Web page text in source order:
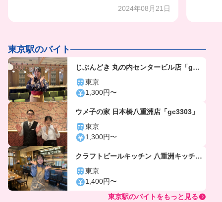
2024年08月21日
東京駅のバイト
じぶんどき 丸の内センタービル店「gc5
920」
東京
1,300円〜
ウメ子の家 日本橋八重洲店「gc3303」
東京
1,300円〜
クラフトビールキッチン 八重洲キッチン
「gc5810」
東京
1,400円〜
東京駅のバイトをもっと見る